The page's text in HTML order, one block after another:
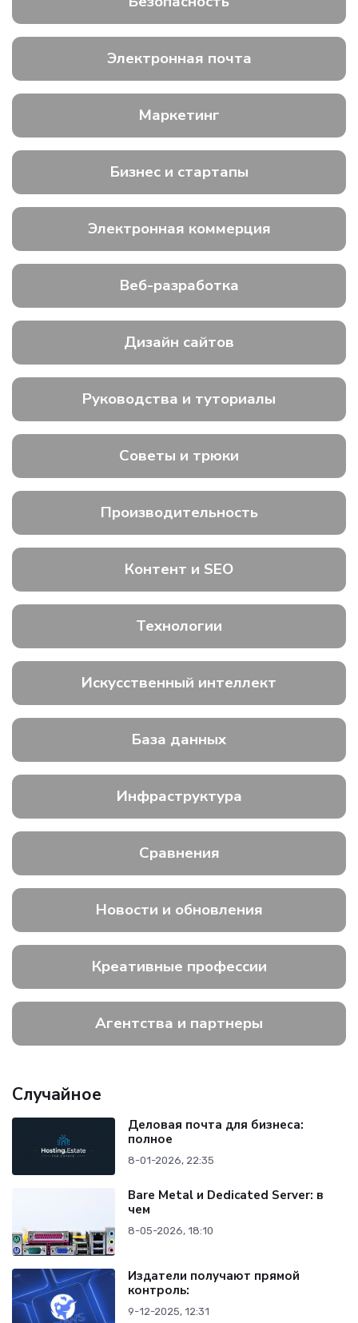
Электронная почта
Маркетинг
Бизнес и стартапы
Электронная коммерция
Веб-разработка
Дизайн сайтов
Руководства и туториалы
Советы и трюки
Производительность
Контент и SEO
Технологии
Искусственный интеллект
База данных
Инфраструктура
Сравнения
Новости и обновления
Креативные профессии
Агентства и партнеры
Случайное
Деловая почта для бизнеса:
полное
8-01-2026, 22:35
Bare Metal и Dedicated Server: в
чем
8-05-2026, 18:10
Издатели получают прямой
контроль:
9-12-2025, 12:31